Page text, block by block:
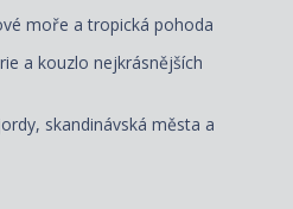
moře a tropická pohoda
a kouzlo nejkrásnějších
skandinávská města a